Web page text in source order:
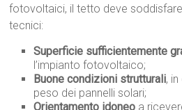
fotovoltaici, il tetto deve
tecnici:
Superficie sufficientemente
l’impianto fotovoltaico;
Buone condizioni strutturali,
peso dei pannelli solari;
Orientamento idoneo a